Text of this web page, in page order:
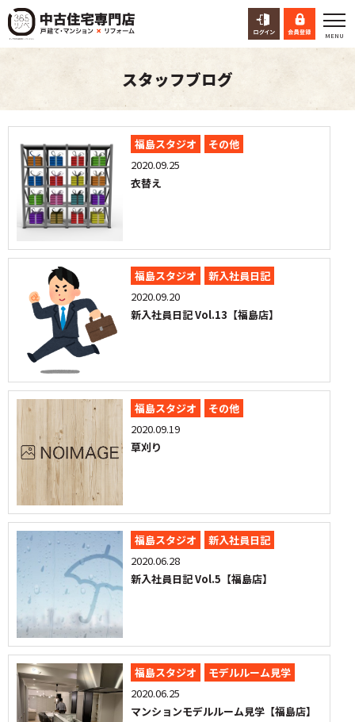
スタッフブログ
福島スタジオ
その他
2020.09.25
衣替え
福島スタジオ
新入社員日記
2020.09.20
新入社員日記 Vol.13【福島店】
福島スタジオ
その他
2020.09.19
草刈り
福島スタジオ
新入社員日記
2020.06.28
新入社員日記 Vol.5【福島店】
福島スタジオ
モデルルーム見学
2020.06.25
マンションモデルルーム見学【福島店】